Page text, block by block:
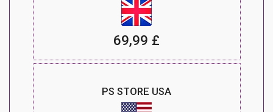
69,99 £
PS STORE USA